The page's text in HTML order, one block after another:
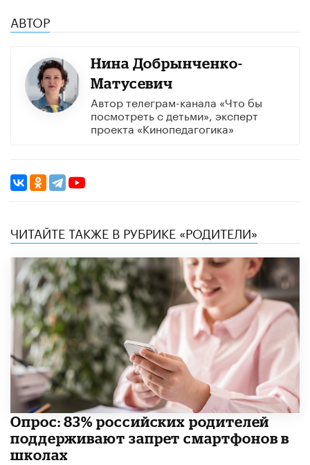
АВТОР
Нина Добрынченко-
Матусевич
Автор телеграм-канала «Что бы
посмотреть с детьми», эксперт
проекта «Кинопедагогика»
ЧИТАЙТЕ ТАКЖЕ В РУБРИКЕ «РОДИТЕЛИ»
Опрос: 83% российских родителей
поддерживают запрет смартфонов в
школах